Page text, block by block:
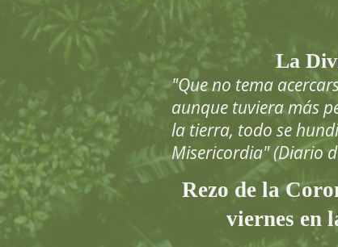
La
"Que no tema
aunque tuviera más
la tierra, todo se
Misericordia" (Diario
Rezo de la
viernes en